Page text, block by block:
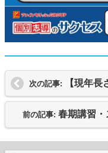
次の記事: 【現年長さ
前の記事: 春期講習